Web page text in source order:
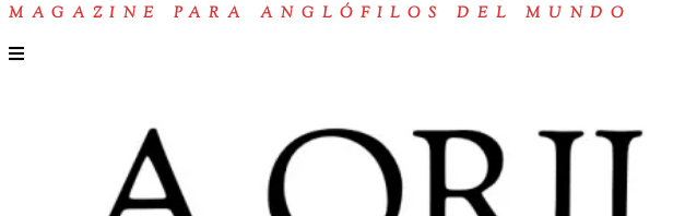
MAGAZINE PARA ANGLÓFILOS DEL MUNDO